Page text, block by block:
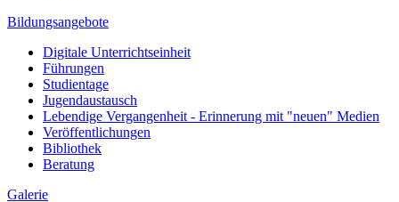
Bildungsangebote
Digitale Unterrichtseinheit
Führungen
Studientage
Jugendaustausch
Lebendige Vergangenheit - Erinnerung mit "neuen" Medien
Veröffentlichungen
Bibliothek
Beratung
Galerie